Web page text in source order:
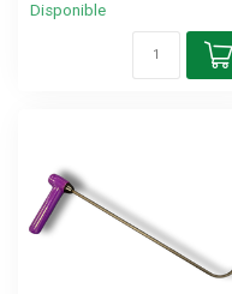
Disponible